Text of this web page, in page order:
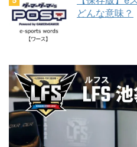
どんな意味？